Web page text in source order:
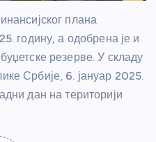
плана
годину, а одобрена је и
резерве. У складу
Србије, 6. јануар 2025.
дан на територији